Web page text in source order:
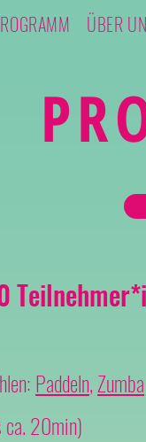
ÜBER
Paddeln,Zumba
ca. 20min)